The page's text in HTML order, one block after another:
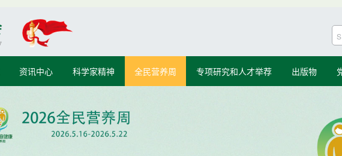
资讯中心 科学家精神 全民营养周 专项研究和人才举荐 出版物